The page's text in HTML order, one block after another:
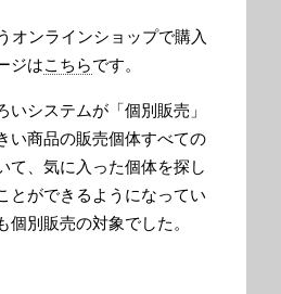
オンラインショップで購入
ジはこちらです。
いシステムが「個別販売」
い商品の販売個体すべての
て、気に入った個体を探し
とができるようになってい
個別販売の対象でした。